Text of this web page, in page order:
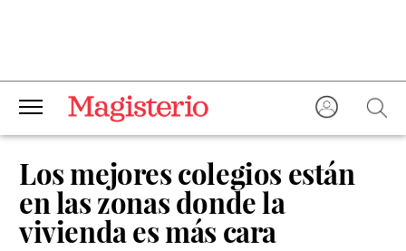
Los mejores colegios están
en las zonas donde la
vivienda es más cara